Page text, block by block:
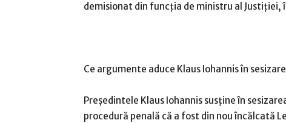
demisionat din funcţia de ministru al Justiţiei,
Ce argumente aduce Klaus Iohannis în
Preşedintele Klaus Iohannis susţine în
procedură penală că a fost din nou încălcată